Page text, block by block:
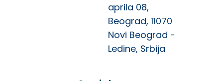
aprila 08,
Beograd, 11070
Novi Beograd -
Ledine, Srbija